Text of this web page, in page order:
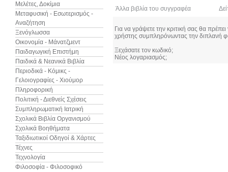
Μελέτες, Δοκίμια
Μεταφυσική - Εσωτερισμός -
Αναζήτηση
Ξενόγλωσσα
Οικονομία - Μάνατζμεντ
Παιδαγωγική Επιστήμη
Παιδικά & Νεανικά Βιβλία
Περιοδικά - Κόμικς -
Γελοιογραφίες - Χιούμορ
Πληροφορική
Πολιτική - Διεθνείς Σχέσεις
Συμπληρωματική Ιατρική
Σχολικά Βιβλία Οργανισμού
Σχολικά Βοηθήματα
Ταξιδιωτικοί Οδηγοί & Χάρτες
Τέχνες
Τεχνολογία
Φιλοσοφία - Φιλοσοφικό
Άλλα βιβλία του συγγραφέα
Για να γράψετε την κριτική σας θα
χρήστης συμπληρόνωντας την διπλανή
Ξεχάσατε τον κωδικό;
Νέος λογαριασμός;